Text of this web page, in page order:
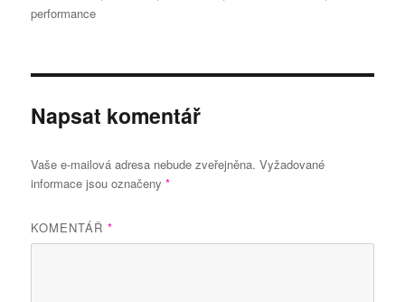
performance
Napsat komentář
Vaše e-mailová adresa nebude zveřejněna. Vyžadované
informace jsou označeny*
KOMENTÁŘ*